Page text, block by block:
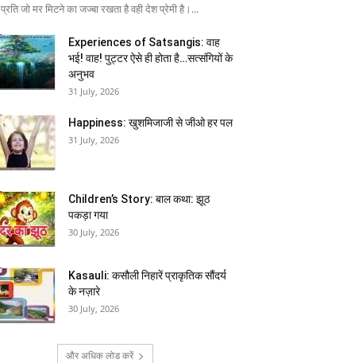
जो मर मिटने का जज्बा रखता है वही देश प्रेमी है।...
Experiences of Satsangis: वाह
भई! वाह! पुट्टर ऐसे ही होता है…सत्संगियों के
अनुभव
31 July, 2026
Happiness: खुशमिजाजी से जीओ हर पल
31 July, 2026
Children’s Story: बाल कथा: झूठ
पकड़ा गया
30 July, 2026
Kasauli: कसौली निहारें प्राकृतिक सौंदर्य
के नज़ारे
30 July, 2026
और अधिक लोड करें